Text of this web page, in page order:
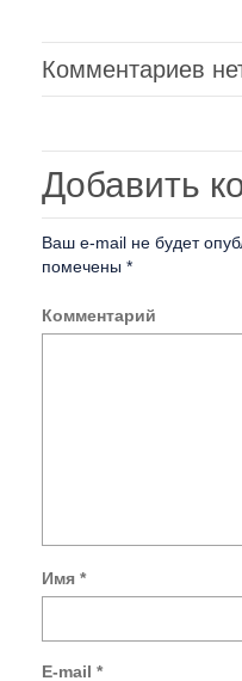
Комментариев
Добавить
Ваш e-mail не будет
помечены *
Комментарий
Имя *
E-mail *